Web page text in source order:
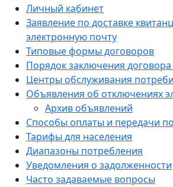
Личный кабинет
Заявление по доставке
электронную почту
Типовые формы договоров
Порядок заключения
Центры обслуживания
Объявления об отключениях
Архив объявлений
Способы оплаты и передачи
Тарифы для населения
Диапазоны потребления
Уведомления о задолженности
Часто задаваемые вопросы